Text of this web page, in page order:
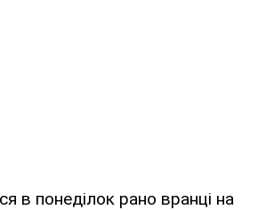
в понеділок рано вранці на